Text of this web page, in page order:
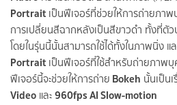
Portraitเป็นฟีเจอร์ที่ช่วยให้การถ่ายภา
การเปลี่ยนสีฉากหลังเป็นสีขาวดำ ทั้งที่ตั
โดยในรุ่นนี้นั้นสามารถใช้ได้ทั้งในภาพนิ่ง แล
Portraitเป็นฟีเจอร์ที่ใช้สำหรับถ่ายภาพ
ฟีเจอร์นี้จะช่วยให้การถ่าย Bokeh นั้นเป็น
Video และ960fps AI Slow-motion